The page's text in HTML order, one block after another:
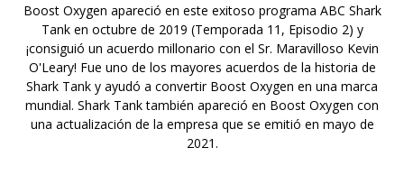
Boost Oxygen apareció en este exitoso programa ABC Shark
Tank en octubre de 2019 (Temporada 11, Episodio 2) y
¡consiguió un acuerdo millonario con el Sr. Maravilloso Kevin
O'Leary! Fue uno de los mayores acuerdos de la historia de
Shark Tank y ayudó a convertir Boost Oxygen en una marca
mundial. Shark Tank también apareció en Boost Oxygen con
una actualización de la empresa que se emitió en mayo de
2021.